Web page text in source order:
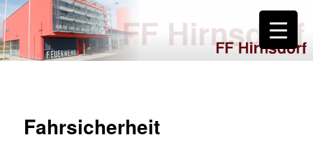
Zum
primären
Inhalt
springenFF Hirnsdorf
Fahrsicherheit